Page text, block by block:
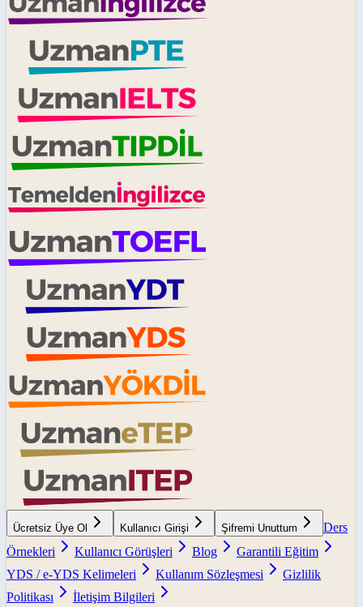
Ücretsiz Üye Ol Kullanıcı Girişi Şifremi Unuttum
Ders
Örnekleri
Kullanıcı Görüşleri Blog
Garantili Eğitim
YDS / e-YDS Kelimeleri
Kullanım Sözleşmesi
Gizlilik
Politikası
İletişim Bilgileri